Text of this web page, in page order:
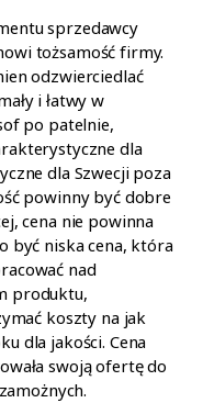
sprzedawcy
tożsamość firmy.
odzwierciedlać
i łatwy w
po patelnie,
dla
dla Szwecji poza
powinny być dobre
cena nie powinna
być niska cena, która
nad
produktu,
koszty na jak
dla jakości. Cena
swoją ofertę do